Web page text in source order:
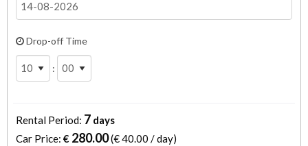
Drop-off Time
:
Rental Period: 7 days
Car Price: € 280.00(€40.00 / day)